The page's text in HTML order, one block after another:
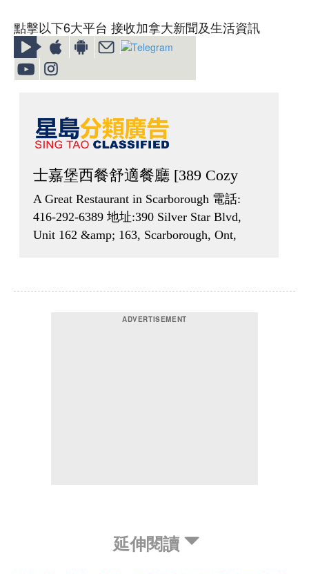
點擊以下6大平台 接收加拿大新聞及生活資訊
延伸閱讀